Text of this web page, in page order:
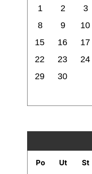
1 2 3
8
9 10
15
16 17
22
23 24
29
30
Po Ut St